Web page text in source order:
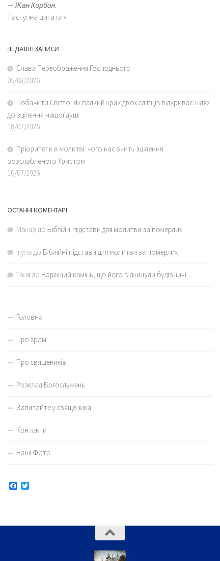
—Жан Корбон.
Наступна цитата »
НЕДАВНІ ЗАПИСИ
Слава Переображення Господнього
05/08/2026
Побачити Світло: Як палкий крик двох сліпців відкриває шлях
до зцілення нашої душі
18/07/2026
Пріоритети в молитві: чого нас вчить зцілення
розслабленого Христом
10/07/2026
ОСТАННІ КОМЕНТАРІ
Макар до Біблійні підстави для молитви за померлих
Iryna до Біблійні підстави для молитви за померлих
Таня до Наріжний камінь, що його відкинули будівничі…
Головна
Про Храм
Про священиків
Розклад Богослужень
Запитайте у священика
Контакти
Наші Фото
Facebook